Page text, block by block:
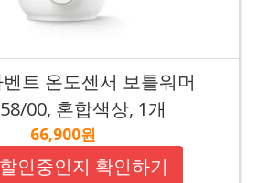
트 온도센서 보틀워머
00, 혼합색상, 1개
66,900원
인중인지 확인하기